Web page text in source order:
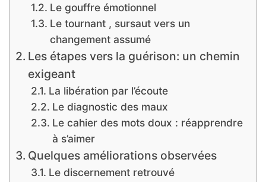
Le gouffre émotionnel
Le tournant , sursaut vers un
changement assumé
Les étapes vers la guérison: un chemin
exigeant
La libération par l’écoute
Le diagnostic des maux
Le cahier des mots doux : réapprendre
à s’aimer
Quelques améliorations observées
Le discernement retrouvé